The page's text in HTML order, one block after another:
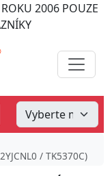
2006POUZE
/ TK5370C)